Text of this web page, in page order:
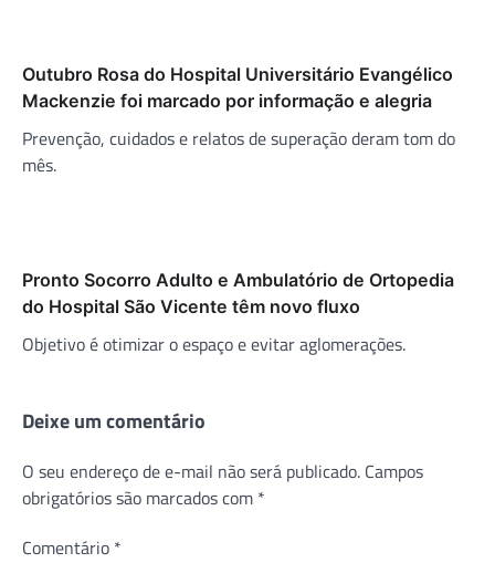
Outubro Rosa do Hospital Universitário Evangélico
Mackenzie foi marcado por informação e alegria
Prevenção, cuidados e relatos de superação deram tom do
mês.
Pronto Socorro Adulto e Ambulatório de Ortopedia
do Hospital São Vicente têm novo fluxo
Objetivo é otimizar o espaço e evitar aglomerações.
Deixe um comentário
O seu endereço de e-mail não será publicado. Campos
obrigatórios são marcados com *
Comentário *